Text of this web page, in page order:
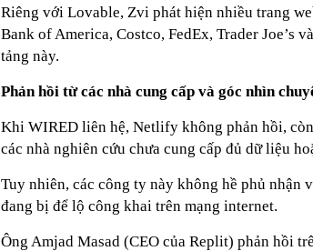
Riêng với Lovable, Zvi phát hiện nhiều trang
Bank of America, Costco, FedEx, Trader Joe’s
tảng này.
Phản hồi từ các nhà cung cấp và góc nhìn
Khi WIRED liên hệ, Netlify không phản hồi,
các nhà nghiên cứu chưa cung cấp đủ dữ liệu
Tuy nhiên, các công ty này không hề phủ nhận
đang bị để lộ công khai trên mạng internet.
Ông Amjad Masad (CEO của Replit) phản hồi